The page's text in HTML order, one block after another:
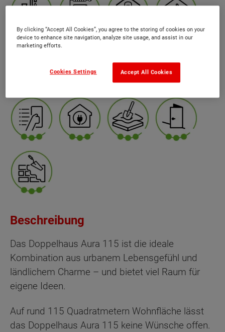
Beschreibung
Das Doppelhaus Aura 115 ist die ideale
Kombination aus urbanem Lebensgefühl und
ländlichem Charme – und bietet viel Raum für
eigene Ideen.
Auf rund 115 Quadratmetern Wohnfläche lässt
das Doppelhaus Aura 115 keine Wünsche offen.
By clicking “Accept All Cookies”, you agree to the storing of cookies on your
device to enhance site navigation, analyze site usage, and assist in our
marketing efforts.
Accept All Cookies
Cookies Settings